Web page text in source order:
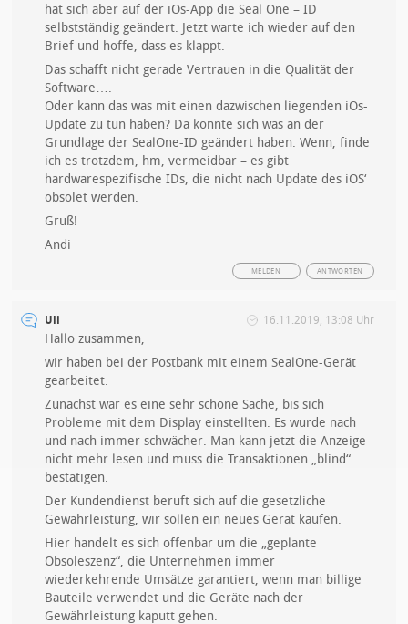
hat sich aber auf der iOs-App die Seal One – ID
selbstständig geändert. Jetzt warte ich wieder auf den
Brief und hoffe, dass es klappt.
Das schafft nicht gerade Vertrauen in die Qualität der
Software….
Oder kann das was mit einen dazwischen liegenden iOs-
Update zu tun haben? Da könnte sich was an der
Grundlage der SealOne-ID geändert haben. Wenn, finde
ich es trotzdem, hm, vermeidbar – es gibt
hardwarespezifische IDs, die nicht nach Update des iOS‘
obsolet werden.
Gruß!
Andi
ANTWORTEN
MELDEN
Uli 16.11.2019, 13:08 Uhr
Hallo zusammen,
wir haben bei der Postbank mit einem SealOne-Gerät
gearbeitet.
Zunächst war es eine sehr schöne Sache, bis sich
Probleme mit dem Display einstellten. Es wurde nach
und nach immer schwächer. Man kann jetzt die Anzeige
nicht mehr lesen und muss die Transaktionen „blind“
bestätigen.
Der Kundendienst beruft sich auf die gesetzliche
Gewährleistung, wir sollen ein neues Gerät kaufen.
Hier handelt es sich offenbar um die „geplante
Obsoleszenz“, die Unternehmen immer
wiederkehrende Umsätze garantiert, wenn man billige
Bauteile verwendet und die Geräte nach der
Gewährleistung kaputt gehen.